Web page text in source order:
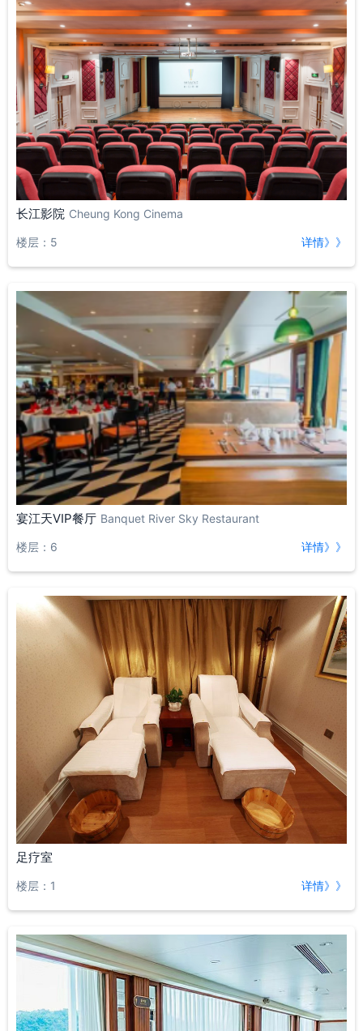
长江影院 Cheung Kong Cinema
楼层：5 详情》》
宴江天VIP餐厅 Banquet River Sky Restaurant
楼层：6 详情》》
足疗室
楼层：1 详情》》